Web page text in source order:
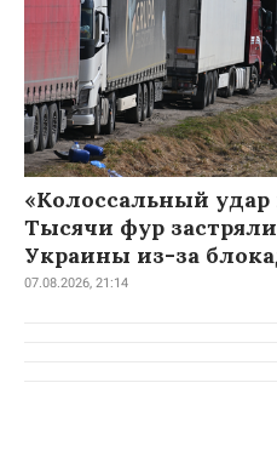
«Колоссальный
Тысячи фур
Украины из-за
07.08.2026, 21:14